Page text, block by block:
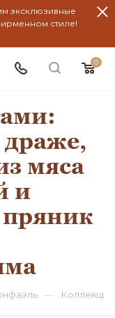
эксклюзивные
стиле!
0
драже,
мяса
и
—